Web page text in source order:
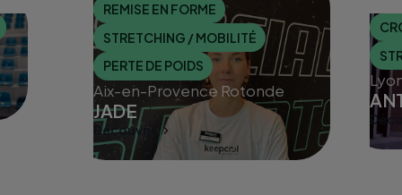
REMISE EN FORME
STRETCHING / MOBILITÉ
PERTE DE POIDS
Aix-en-Provence Rotonde
JADE
Découvrir
Discuter avec un coach